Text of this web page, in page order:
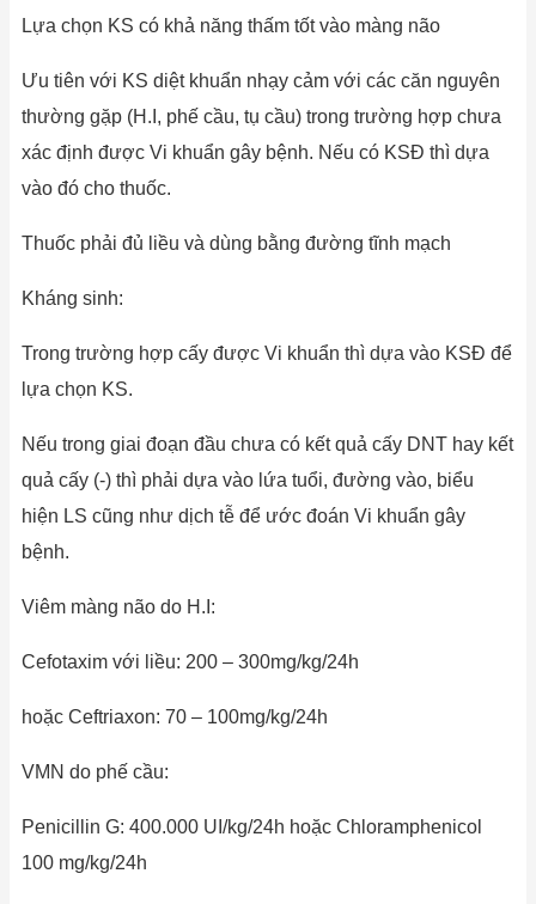
Lựa chọn KS có khả năng thấm tốt vào màng não
Ưu tiên với KS diệt khuẩn nhạy cảm với các căn nguyên
thường gặp (H.I, phế cầu, tụ cầu) trong trường hợp chưa
xác định được Vi khuẩn gây bệnh. Nếu có KSĐ thì dựa
vào đó cho thuốc.
Thuốc phải đủ liều và dùng bằng đường tĩnh mạch
Kháng sinh:
Trong trường hợp cấy được Vi khuẩn thì dựa vào KSĐ để
lựa chọn KS.
Nếu trong giai đoạn đầu chưa có kết quả cấy DNT hay kết
quả cấy (-) thì phải dựa vào lứa tuổi, đường vào, biểu
hiện LS cũng như dịch tễ để ước đoán Vi khuẩn gây
bệnh.
Viêm màng não do H.I:
Cefotaxim với liều: 200 – 300mg/kg/24h
hoặc Ceftriaxon: 70 – 100mg/kg/24h
VMN do phế cầu:
Penicillin G: 400.000 UI/kg/24h hoặc Chloramphenicol
100 mg/kg/24h